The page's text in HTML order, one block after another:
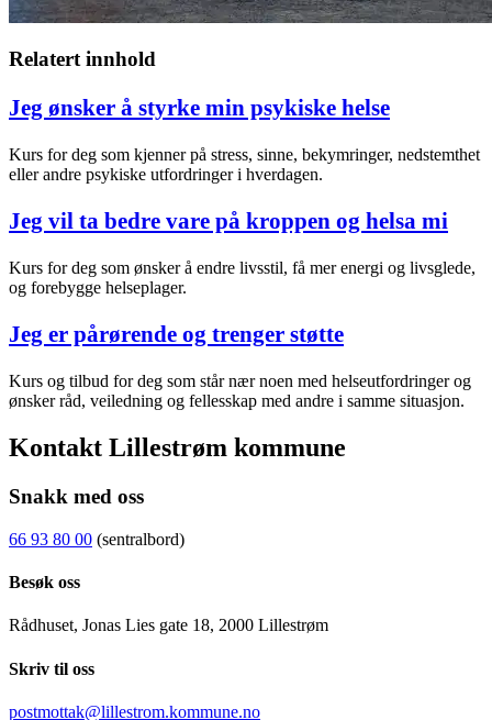
Relatert innhold
Jeg ønsker å styrke min psykiske helse
Kurs for deg som kjenner på stress, sinne, bekymringer, nedstemthet
eller andre psykiske utfordringer i hverdagen.
Jeg vil ta bedre vare på kroppen og helsa mi
Kurs for deg som ønsker å endre livsstil, få mer energi og livsglede,
og forebygge helseplager.
Jeg er pårørende og trenger støtte
Kurs og tilbud for deg som står nær noen med helseutfordringer og
ønsker råd, veiledning og fellesskap med andre i samme situasjon.
Kontakt Lillestrøm kommune
Snakk med oss
66 93 80 00 (sentralbord)
Besøk oss
Rådhuset, Jonas Lies gate 18, 2000 Lillestrøm
Skriv til oss
postmottak@lillestrom.kommune.no